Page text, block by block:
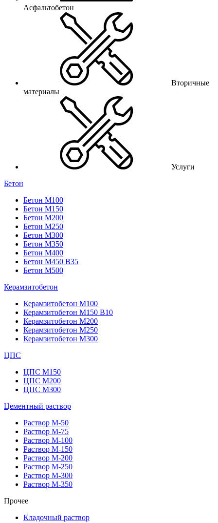
Асфальтобетон
Вторичные
материалы
Услуги
Бетон
Бетон М100
Бетон М150
Бетон М200
Бетон М250
Бетон М300
Бетон М350
Бетон М400
Бетон М450 В35
Бетон М500
Керамзитобетон
Керамзитобетон М100
Керамзитобетон М150 В10
Керамзитобетон М200
Керамзитобетон М250
Керамзитобетон М300
ЦПС
ЦПС М150
ЦПС М200
ЦПС М300
Цементный раствор
Раствор М-50
Раствор М-75
Раствор М-100
Раствор М-150
Раствор М-200
Раствор М-250
Раствор М-300
Раствор М-350
Прочее
Кладочный раствор